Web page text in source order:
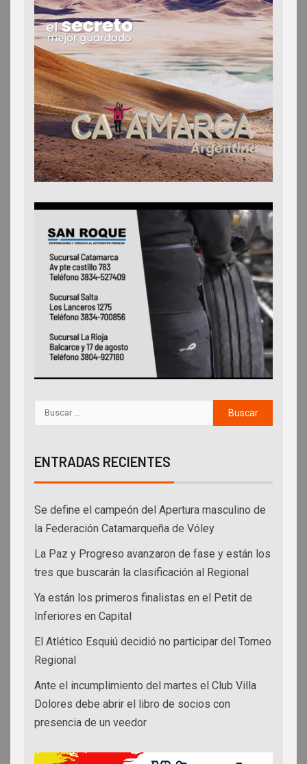
ENTRADAS RECIENTES
Se define el campeón del Apertura masculino de
la Federación Catamarqueña de Vóley
La Paz y Progreso avanzaron de fase y están los
tres que buscarán la clasificación al Regional
Ya están los primeros finalistas en el Petit de
Inferiores en Capital
El Atlético Esquiú decidió no participar del Torneo
Regional
Ante el incumplimiento del martes el Club Villa
Dolores debe abrir el libro de socios con
presencia de un veedor